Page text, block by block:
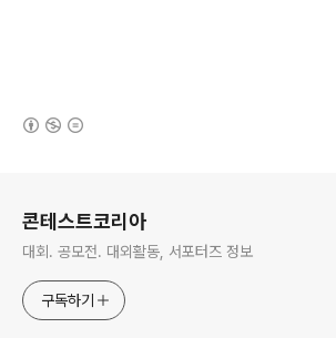
콘테스트코리아
대회. 공모전. 대외활동, 서포터즈 정보
구독하기